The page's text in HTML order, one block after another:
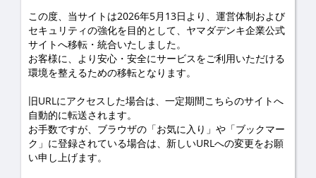
この度、当サイトは2026年5月13日より、運営体制および
セキュリティの強化を目的として、ヤマダデンキ企業公式
サイトへ移転・統合いたしました。
お客様に、より安心・安全にサービスをご利用いただける
環境を整えるための移転となります。
旧URLにアクセスした場合は、一定期間こちらのサイトへ
自動的に転送されます。
お手数ですが、ブラウザの「お気に入り」や「ブックマー
ク」に登録されている場合は、新しいURLへの変更をお願
い申し上げます。